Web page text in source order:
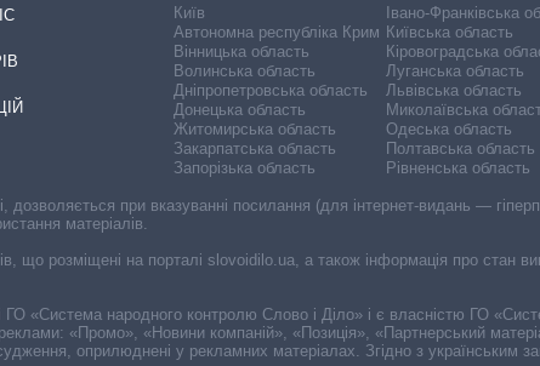
Київ
Автономна республіка Крим
Вінницька область
Волинська область
Дніпропетровська область
Донецька область
Житомирська область
Закарпатська область
Запорізька область
Івано-Франківська
Київська область
Кіровоградська
Луганська область
Львівська область
Миколаївська
Одеська область
Полтавська область
Рівненська область
дозволяється при вказуванні посилання (для інтернет-видань —
матеріалів.
що розміщені на порталі slovoidilo.ua, а також інформація про стан
ГО «Система народного контролю Слово і Діло» і є власністю ГО
«Промо», «Новини компаній», «Позиція», «Партнерський
оприлюднені у рекламних матеріалах. Згідно з українським